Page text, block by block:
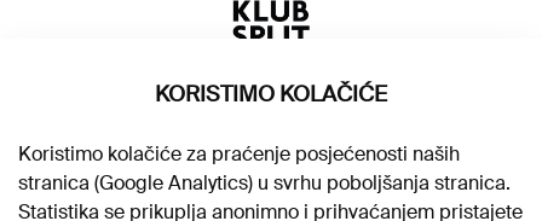
KORISTIMO KOLAČIĆE
Koristimo kolačiće za praćenje posjećenosti naših
stranica (Google Analytics) u svrhu poboljšanja stranica.
Statistika se prikuplja anonimno i prihvaćanjem pristajete